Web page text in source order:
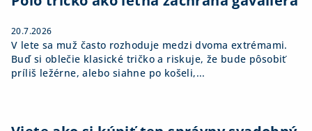
20.7.2026
V lete sa muž často rozhoduje medzi dvoma extrémami.
Buď si oblečie klasické tričko a riskuje, že bude pôsobiť
príliš ležérne, alebo siahne po košeli,...